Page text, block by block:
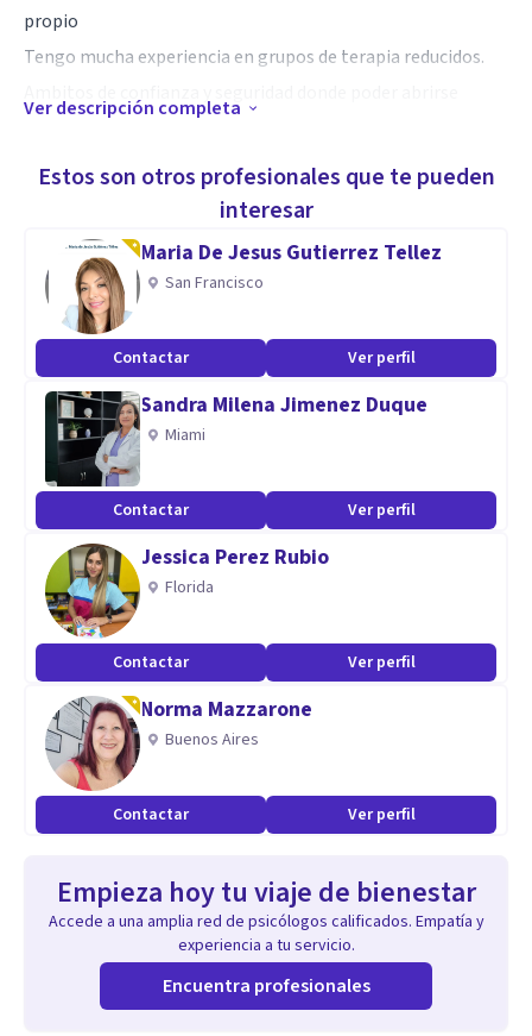
propio
Tengo mucha experiencia en grupos de terapia reducidos.
Empatizar
Escuchar
Preguntar
Aptitudes
Soy muy intuitiva
Genero confianza
Soy honesta
Ver descripción completa
Estos son otros profesionales que te pueden
interesar
Maria De Jesus Gutierrez Tellez
San Francisco
Contactar Ver perfil
Sandra Milena Jimenez Duque
Miami
Contactar Ver perfil
Jessica Perez Rubio
Florida
Contactar Ver perfil
Norma Mazzarone
Buenos Aires
Contactar Ver perfil
Empieza hoy tu viaje de bienestar
Accede a una amplia red de psicólogos calificados. Empatía y
experiencia a tu servicio.
Encuentra profesionales